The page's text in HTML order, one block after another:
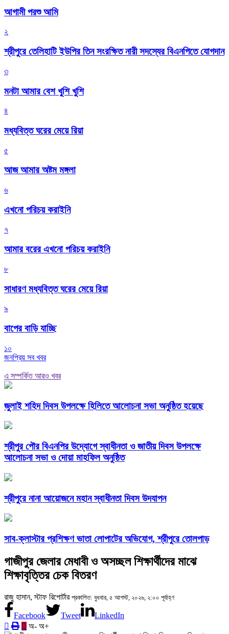
আগামী পরশু আমি
২
শ্রীপুরে তেলিহাটি ইউপির তিন সংরক্ষিত নারী সদস্যের বিএনপিতে যোগদান
৩
মনটা আমার বেশ খুশি খুশি
৪
মধ্যবিত্ত ঘরের মেয়ে রিয়া
৫
আজ আমার অষ্টম মঙ্গলা
৬
এখনো পরিচয় করাইনি
৭
আমার বরের এখনো পরিচয় করাইনি
৮
সাধারণ মধ্যবিত্ত ঘরের মেয়ে রিয়া
৯
বাপের বাড়ি যাচ্ছি
১০
জনপ্রিয় সব খবর
এ সম্পর্কিত আরও খবর
জুলাই শহিদ দিবস উপলক্ষে হিলিতে আলোচনা সভা অনুষ্ঠিত হয়েছে
শ্রীপুর পৌর বিএনপির উদ্যোগে স্বাধীনতা ও জাতীয় দিবস উপলক্ষে
আলোচনা সভা ও দোয়া মাহফিল অনুষ্ঠিত
শ্রীপুরে নানা আয়োজনে মহান স্বাধীনতা দিবস উদযাপন
সাব-ক্লাস্টার প্রশিক্ষণ ভাতা লোপাটের অভিযোগ, শ্রীপুরে তোলপাড়
গাজীপুর জেলার মেধাবী ও অসচ্ছল শিক্ষার্থীদের মাঝে
শিক্ষাবৃত্তির চেক বিতরণ
রাজু হাসান, স্টাফ রিপোর্টার প্রকাশিত: বুধবার, ৫ আগস্ট, ২০২৬, ২:০০ পূর্বাহ্ণ
Facebook Tweet
LinkedIn
অ- অ+